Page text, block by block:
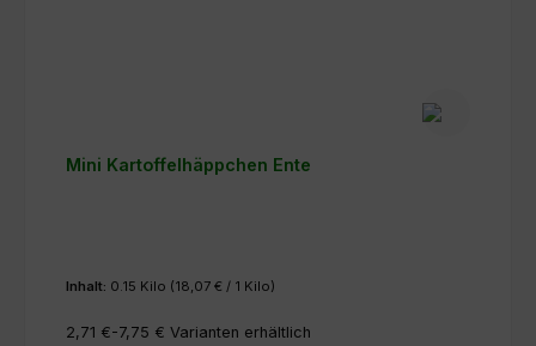
Mini Kartoffelhäppchen Ente
Inhalt: 0.15 Kilo (18,07 € / 1 Kilo)
2,71 €-7,75 € Varianten erhältlich